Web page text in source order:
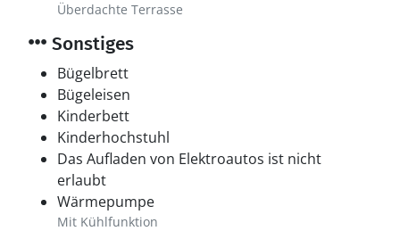
Überdachte Terrasse
Sonstiges
Bügelbrett
Bügeleisen
Kinderbett
Kinderhochstuhl
Das Aufladen von Elektroautos ist nicht
erlaubt
Wärmepumpe
Mit Kühlfunktion